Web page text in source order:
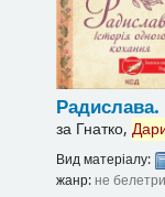
Радислава.
за Гнатко,
Вид матеріалу:
жанр: не